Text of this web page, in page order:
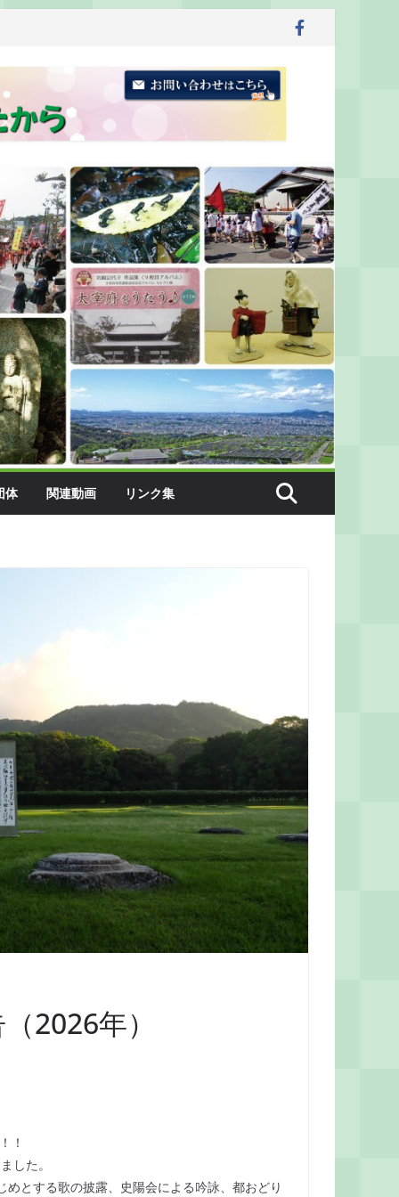
体 関連動画 リンク集
2026年）
！
した。
とする歌の披露、史陽会による吟詠、都おどり